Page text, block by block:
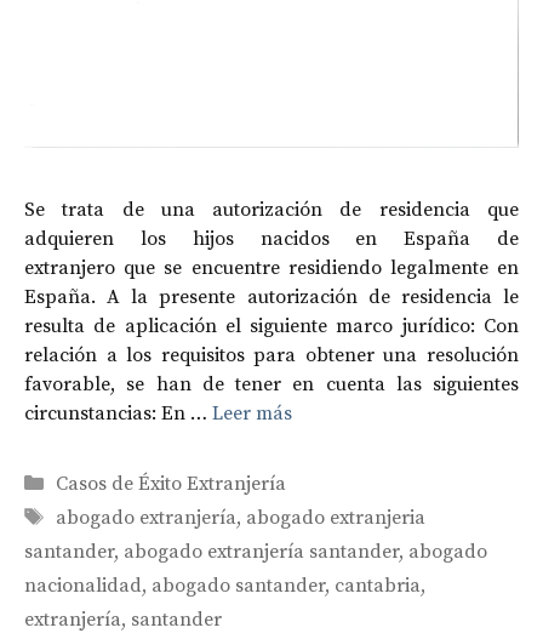
Se trata de una autorización de residencia que
adquieren los hijos nacidos en España de
extranjero que se encuentre residiendo legalmente en
España. A la presente autorización de residencia le
resulta de aplicación el siguiente marco jurídico: Con
relación a los requisitos para obtener una resolución
favorable, se han de tener en cuenta las siguientes
circunstancias: En … Leer más
Categorías
Casos de Éxito Extranjería
Etiquetas
abogado extranjería, abogado extranjeria
santander, abogado extranjería santander, abogado
nacionalidad, abogado santander, cantabria,
extranjería, santander